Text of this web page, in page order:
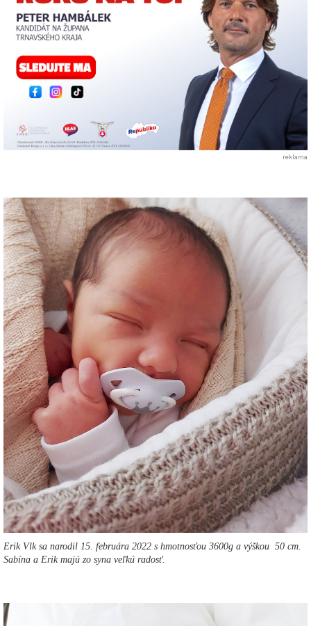
reklama
Erik Vlk sa narodil 15. februára 2022 s hmotnosťou 3600g a výškou 50 cm.
Sabína a Erik majú zo syna veľkú radosť.